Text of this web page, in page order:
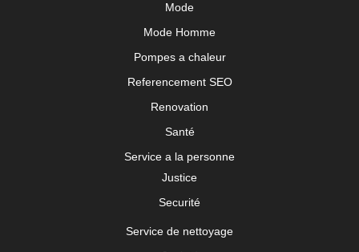
Mode
Mode Homme
Pompes a chaleur
Referencement SEO
Renovation
Santé
Service a la personne
Justice
Securité
Service de nettoyage